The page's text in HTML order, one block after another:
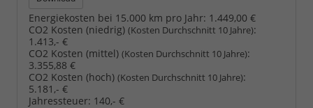
Energiekosten bei 15.000 km pro Jahr: 1.449,00 €
CO2 Kosten (niedrig) (Kosten Durchschnitt 10 Jahre):
1.413,- €
CO2 Kosten (mittel) (Kosten Durchschnitt 10 Jahre):
3.355,88 €
CO2 Kosten (hoch) (Kosten Durchschnitt 10 Jahre):
5.181,- €
Jahressteuer: 140,- €